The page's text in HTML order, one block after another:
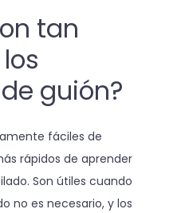
tan
guión?
fáciles de
rápidos de aprender
Son útiles cuando
no es necesario, y los